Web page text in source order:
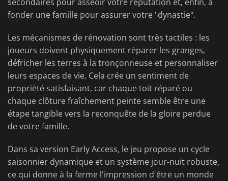
fonder une famille pour assurer votre "dynastie".
Les mécanismes de rénovation sont très tactiles : les
joueurs doivent physiquement réparer les granges,
défricher les terres à la tronçonneuse et personnaliser
leurs espaces de vie. Cela crée un sentiment de
propriété satisfaisant, car chaque toit réparé ou
chaque clôture fraîchement peinte semble être une
étape tangible vers la reconquête de la gloire perdue
de votre famille.
Dans sa version Early Access, le jeu propose un cycle
saisonnier dynamique et un système jour-nuit robuste,
ce qui donne à la ferme l'impression d'être un monde